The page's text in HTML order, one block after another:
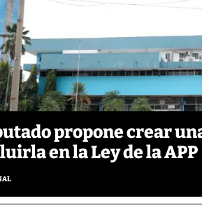
propone crear
en la Ley de la APP